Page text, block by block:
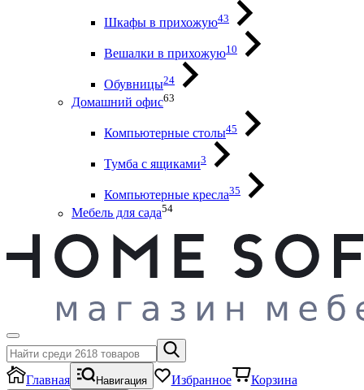
Шкафы в прихожую43
Вешалки в прихожую10
Обувницы24
Домашний офис63
Компьютерные столы45
Тумба с ящиками3
Компьютерные кресла35
Мебель для сада54
Главная Навигация Избранное Корзина